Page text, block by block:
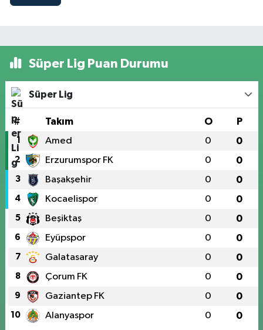
Süper Lig Puan Durumu
Süper Lig
# Takım O P
1 Amed 0 0
2 Erzurumspor FK 0 0
3 Başakşehir 0 0
4 Kocaelispor 0 0
5 Beşiktaş 0 0
6 Eyüpspor 0 0
7 Galatasaray 0 0
8 Çorum FK 0 0
9 Gaziantep FK 0 0
10 Alanyaspor 0 0